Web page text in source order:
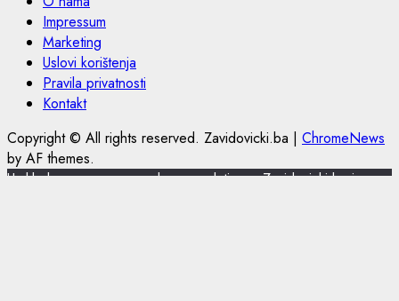
Impressum
Marketing
Uslovi korištenja
Pravila privatnosti
Kontakt
Copyright © All rights reserved. Zavidovicki.ba | ChromeNews
by AF themes.
U skladu s novom europskom regulativom, Zavidovicki.ba je